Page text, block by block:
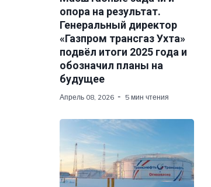
опора на результат.
Генеральный директор
«Газпром трансгаз Ухта»
подвёл итоги 2025 года и
обозначил планы на
будущее
Апрель 08, 2026 5 мин чтения